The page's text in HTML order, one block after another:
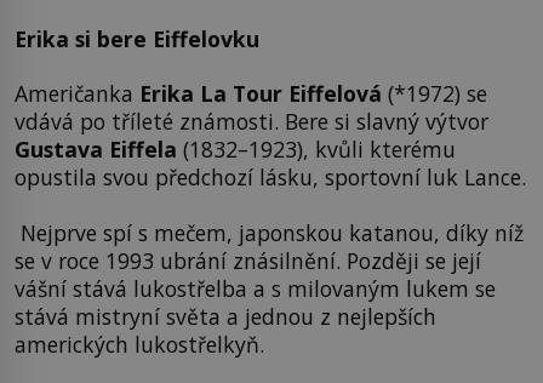
Erika si bere Eiffelovku
Američanka Erika La Tour Eiffelová (*1972) se
vdává po tříleté známosti. Bere si slavný výtvor
Gustava Eiffela (1832–1923), kvůli kterému
opustila svou předchozí lásku, sportovní luk Lance.
Nejprve spí s mečem, japonskou katanou, díky níž
se v roce 1993 ubrání znásilnění. Později se její
vášní stává lukostřelba a s milovaným lukem se
stává mistryní světa a jednou z nejlepších
amerických lukostřelkyň.